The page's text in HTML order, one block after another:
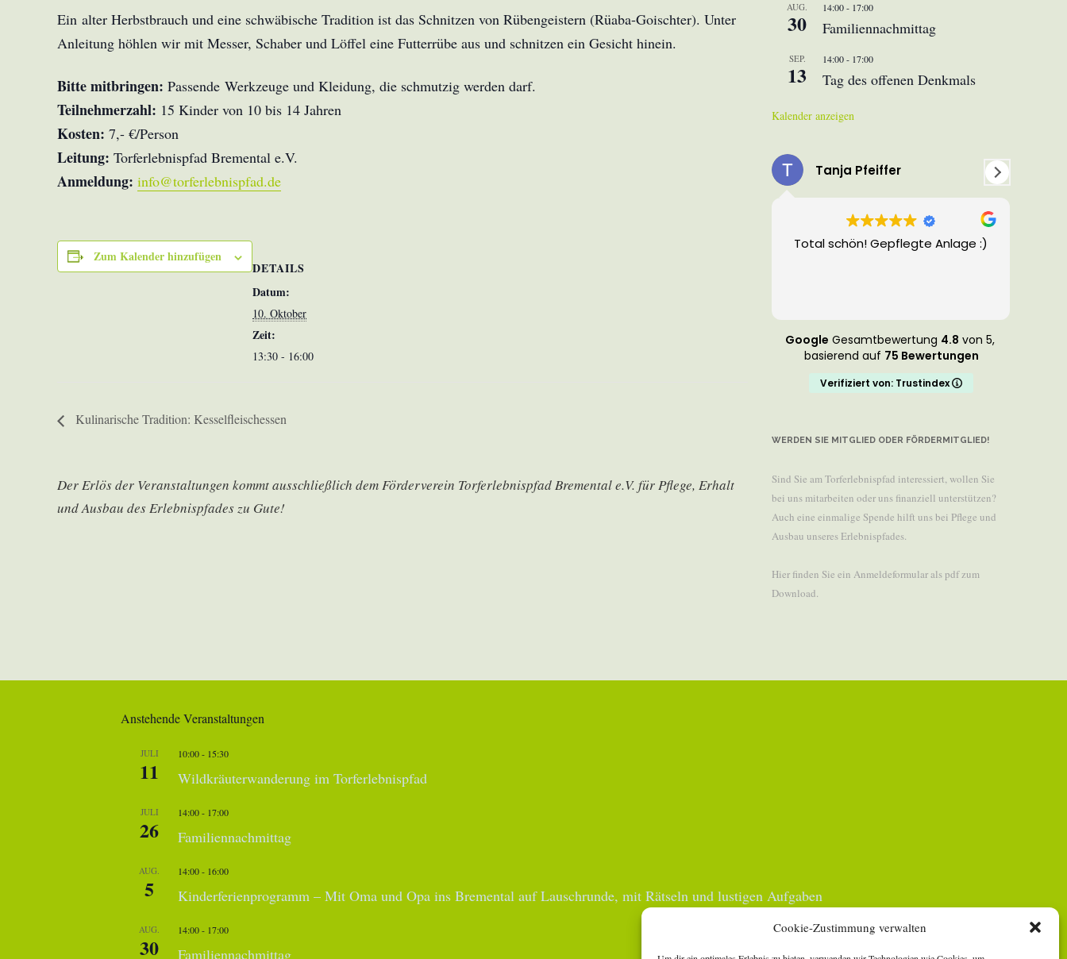
Cookie-Zustimmung verwalten
Ein alter Herbstbrauch und eine schwäbische Tradition ist das Schnitzen von Rübengeistern (Rüaba-Goischter). Unter
Anleitung höhlen wir mit Messer, Schaber und Löffel eine Futterrübe aus und schnitzen ein Gesicht hinein.
Bitte mitbringen: Passende Werkzeuge und Kleidung, die schmutzig werden darf.
Teilnehmerzahl: 15 Kinder von 10 bis 14 Jahren
Kosten: 7,- €/Person
Leitung: Torferlebnispfad Bremental e.V.
Anmeldung: info@torferlebnispfad.de
Zum Kalender hinzufügen
DETAILS
Datum:
10. Oktober
Zeit:
13:30 - 16:00
Kulinarische Tradition: Kesselfleischessen
Der Erlös der Veranstaltungen kommt ausschließlich dem Förderverein Torferlebnispfad Bremental e.V. für Pflege, Erhalt
und Ausbau des Erlebnispfades zu Gute!
AUG.
30
14:00- 17:00
Familiennachmittag
SEP.
13
14:00- 17:00
Tag des offenen Denkmals
Kalender anzeigen
Tanja Pfeiffer
Total schön! Gepflegte Anlage :)
Google Gesamtbewertung 4.8 von 5,
basierend auf 75 Bewertungen
Verifiziert von: Trustindex
WERDEN SIE MITGLIED ODER FÖRDERMITGLIED!
Sind Sie am Torferlebnispfad interessiert, wollen Sie
bei uns mitarbeiten oder uns finanziell unterstützen?
Auch eine einmalige Spende hilft uns bei Pflege und
Ausbau unseres Erlebnispfades.
Hier finden Sie ein Anmeldeformular als pdf zum
Download.
Anstehende Veranstaltungen
JULI
11
10:00- 15:30
Wildkräuterwanderung im Torferlebnispfad
JULI
26
14:00- 17:00
Familiennachmittag
AUG.
5
14:00- 16:00
Kinderferienprogramm – Mit Oma und Opa ins Bremental auf Lauschrunde, mit Rätseln und lustigen Aufgaben
AUG.
30
14:00- 17:00
Familiennachmittag